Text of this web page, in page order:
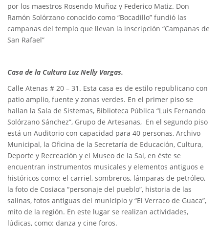
por los maestros Rosendo Muñoz y Federico Matiz. Don
Ramón Solórzano conocido como “Bocadillo” fundió las
campanas del templo que llevan la inscripción “Campanas de
San Rafael”
Casa de la Cultura Luz Nelly Vargas.
Calle Atenas # 20 – 31. Esta casa es de estilo republicano con
patio amplio, fuente y zonas verdes. En el primer piso se
hallan la Sala de Sistemas, Biblioteca Pública “Luis Fernando
Solórzano Sánchez”, Grupo de Artesanas, En el segundo piso
está un Auditorio con capacidad para 40 personas, Archivo
Municipal, la Oficina de la Secretaría de Educación, Cultura,
Deporte y Recreación y el Museo de la Sal, en éste se
encuentran instrumentos musicales y elementos antiguos e
históricos como: el carriel, sombreros, lámparas de petróleo,
la foto de Cosiaca “personaje del pueblo”, historia de las
salinas, fotos antiguas del municipio y “El Verraco de Guaca”,
mito de la región. En este lugar se realizan actividades,
lúdicas, como: danza y cine foros.